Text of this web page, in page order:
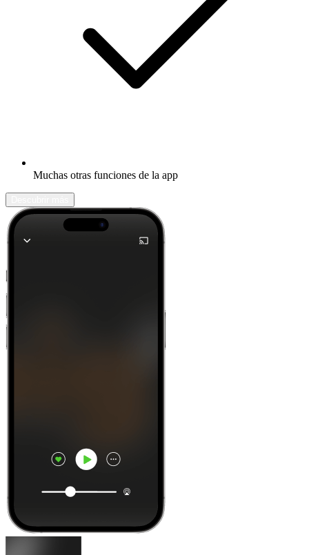
Muchas otras funciones de la app